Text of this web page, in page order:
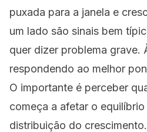
puxada para a janela e
um lado são sinais bem
quer dizer problema grave.
respondendo ao melhor
O importante é perceber
começa a afetar o equilíbrio
distribuição do crescimento.